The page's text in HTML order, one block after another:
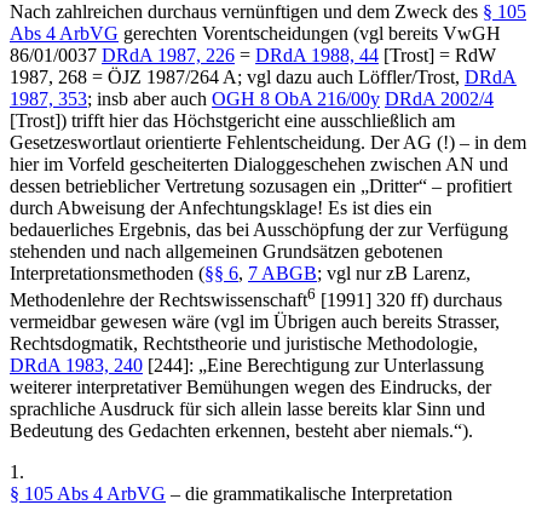
Nach zahlreichen durchaus vernünftigen und dem Zweck des § 105
Abs 4 ArbVG gerechten Vorentscheidungen (vgl bereits VwGH
86/01/0037 DRdA 1987, 226 = DRdA 1988, 44 [Trost] = RdW
1987, 268 = ÖJZ 1987/264 A; vgl dazu auch Löffler/Trost, DRdA
1987, 353; insb aber auch OGH 8 ObA 216/00y DRdA 2002/4
[Trost]) trifft hier das Höchstgericht eine ausschließlich am
Gesetzeswortlaut orientierte Fehlentscheidung. Der AG (!) – in dem
hier im Vorfeld gescheiterten Dialoggeschehen zwischen AN und
dessen betrieblicher Vertretung sozusagen ein „Dritter“ – profitiert
durch Abweisung der Anfechtungsklage! Es ist dies ein
bedauerliches Ergebnis, das bei Ausschöpfung der zur Verfügung
stehenden und nach allgemeinen Grundsätzen gebotenen
Interpretationsmethoden (§§ 6, 7 ABGB; vgl nur zB Larenz,
Methodenlehre der Rechtswissenschaft6 [1991] 320 ff) durchaus
vermeidbar gewesen wäre (vgl im Übrigen auch bereits Strasser,
Rechtsdogmatik, Rechtstheorie und juristische Methodologie,
DRdA 1983, 240 [244]: „Eine Berechtigung zur Unterlassung
weiterer interpretativer Bemühungen wegen des Eindrucks, der
sprachliche Ausdruck für sich allein lasse bereits klar Sinn und
Bedeutung des Gedachten erkennen, besteht aber niemals.“).
1.
§ 105 Abs 4 ArbVG – die grammatikalische Interpretation